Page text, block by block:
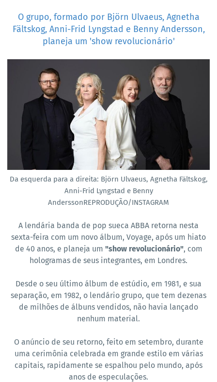
O grupo, formado por Björn Ulvaeus, Agnetha
Fältskog, Anni-Frid Lyngstad e Benny Andersson,
planeja um 'show revolucionário'
Da esquerda para a direita: Björn Ulvaeus, Agnetha Fältskog,
Anni-Frid Lyngstad e Benny
AnderssonREPRODUÇÃO/INSTAGRAM
A lendária banda de pop sueca ABBA retorna nesta
sexta-feira com um novo álbum, Voyage, após um hiato
de 40 anos, e planeja um "show revolucionário", com
hologramas de seus integrantes, em Londres.
Desde o seu último álbum de estúdio, em 1981, e sua
separação, em 1982, o lendário grupo, que tem dezenas
de milhões de álbuns vendidos, não havia lançado
nenhum material.
O anúncio de seu retorno, feito em setembro, durante
uma cerimônia celebrada em grande estilo em várias
capitais, rapidamente se espalhou pelo mundo, após
anos de especulações.